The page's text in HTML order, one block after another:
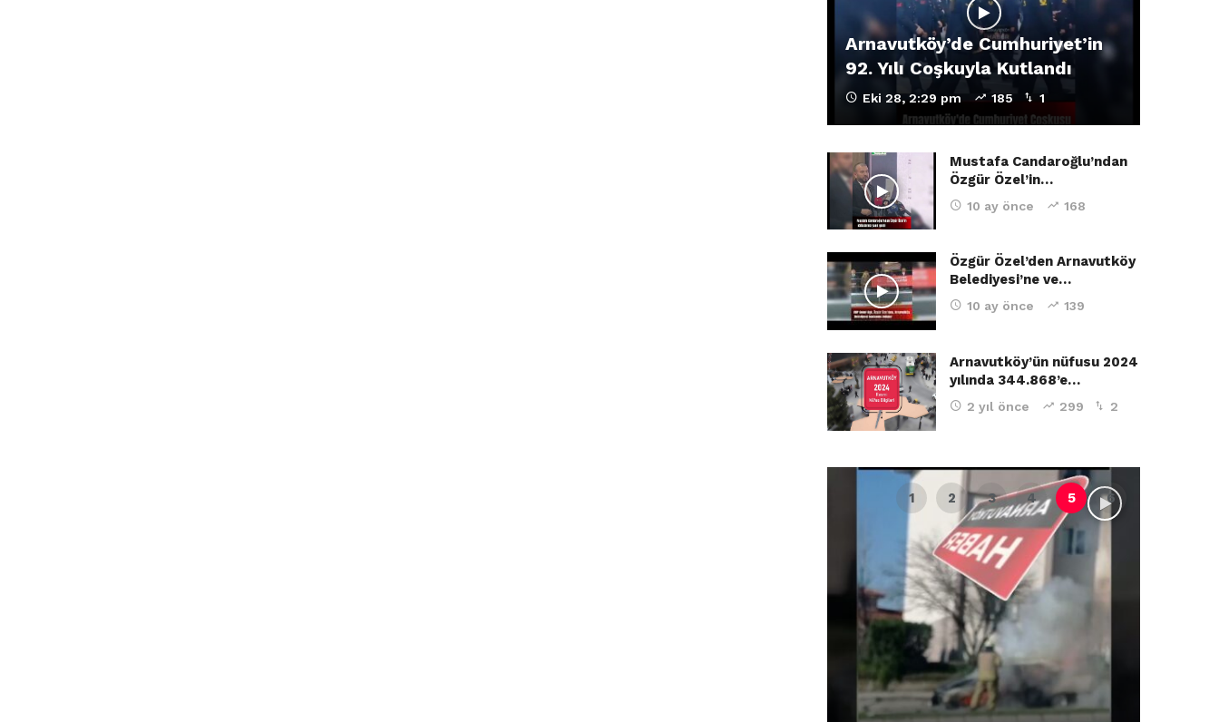
Arnavutköy’de Cumhuriyet’in
92. Yılı Coşkuyla Kutlandı
Eki 28, 2:29 pm 185 1
Mustafa Candaroğlu’ndan
Özgür Özel’in…
10 ay önce 168
Özgür Özel’den Arnavutköy
Belediyesi’ne ve…
10 ay önce 139
Arnavutköy’ün nüfusu 2024
yılında 344.868’e…
2 yıl önce 299 2